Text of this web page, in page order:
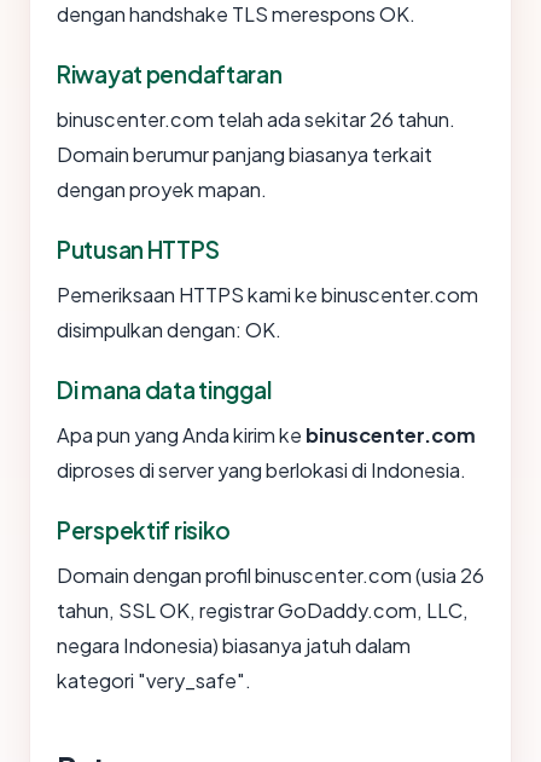
dengan handshake TLS merespons OK.
Riwayat pendaftaran
binuscenter.com telah ada sekitar 26 tahun.
Domain berumur panjang biasanya terkait
dengan proyek mapan.
Putusan HTTPS
Pemeriksaan HTTPS kami ke binuscenter.com
disimpulkan dengan: OK.
Di mana data tinggal
Apa pun yang Anda kirim ke binuscenter.com
diproses di server yang berlokasi di Indonesia.
Perspektif risiko
Domain dengan profil binuscenter.com (usia 26
tahun, SSL OK, registrar GoDaddy.com, LLC,
negara Indonesia) biasanya jatuh dalam
kategori "very_safe".